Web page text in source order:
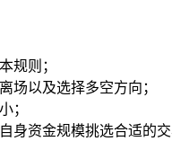
规则；
场以及选择多空方向；
；
身资金规模挑选合适的交